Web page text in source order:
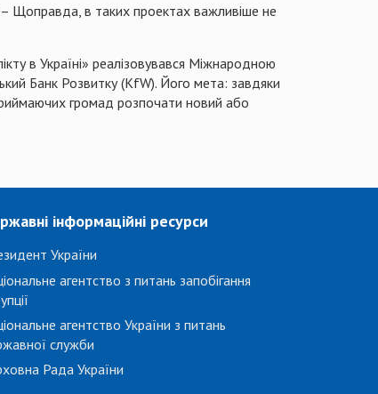
– Щоправда, в таких проектах важливіше не
в Україні» реалізовувався Міжнародною
Банк Розвитку (KfW). Його мета: завдяки
громад розпочати новий або
інформаційні ресурси
України
агентство з питань запобігання
агентство України з питань
служби
Рада України